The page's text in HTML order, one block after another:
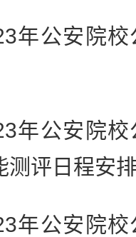
公安院校
公安院校
测评日程安
公安院校